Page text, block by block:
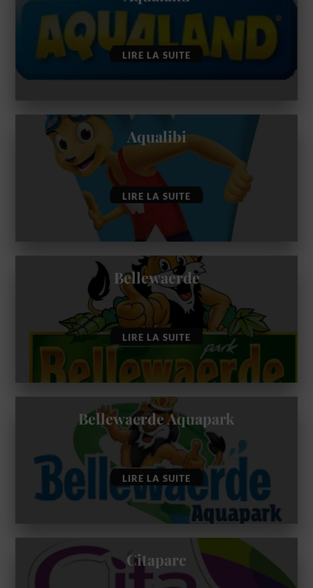
LIRE LA SUITE
Aqualibi
LIRE LA SUITE
Bellewaerde
LIRE LA SUITE
Bellewaerde Aquapark
LIRE LA SUITE
Citaparc